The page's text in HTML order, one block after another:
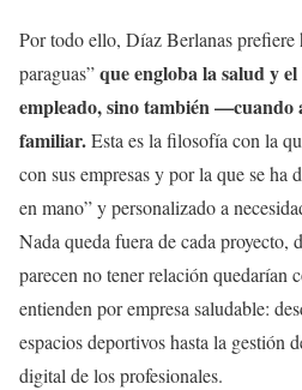
Por todo ello, Díaz Berlanas prefiere
paraguas”que engloba la salud y
empleado, sino también
familiar.Esta es la filosofía con la
con sus empresas y por la que se ha
en mano” y personalizado a
Nada queda fuera de cada proyecto,
parecen no tener relación quedarían
entienden por empresa saludable:
espacios deportivos hasta la gestión
digital de los profesionales.